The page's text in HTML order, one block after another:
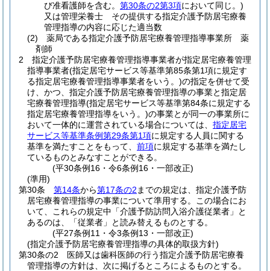
び准看護師を含む。 第30条の2第3項において同じ。)
又は管理栄養士 その提供する指定介護予防居宅療養
管理指導の内容に応じた適当数
(2)
薬局である指定介護予防居宅療養管理指導事業所 薬
剤師
2
指定介護予防居宅療養管理指導事業者が指定居宅療養管理
指導事業者(指定居宅サービス等基準第85条第1項に規定す
る指定居宅療養管理指導事業者をいう。)の指定を併せて受
け、かつ、指定介護予防居宅療養管理指導の事業と指定居
宅療養管理指導(指定居宅サービス等基準第84条に規定する
指定居宅療養管理指導をいう。)の事業とが同一の事業所に
おいて一体的に運営されている場合については、 指定居宅
サービス等基準条例第29条第1項に規定する人員に関する
基準を満たすことをもって、 前項に規定する基準を満たし
ているものとみなすことができる。
(平30条例16・令6条例16・一部改正)
(準用)
第30条
第14条から第17条の2 までの規定は、指定介護予防
居宅療養管理指導の事業について準用する。
この場合にお
いて、これらの規定中「介護予防訪問入浴介護従業者」と
あるのは、「従業者」と読み替えるものとする。
(平27条例11・令3条例13・一部改正)
(指定介護予防居宅療養管理指導の具体的取扱方針)
第30条の2
医師又は歯科医師の行う指定介護予防居宅療養
管理指導の方針は、次に掲げるところによるものとする。